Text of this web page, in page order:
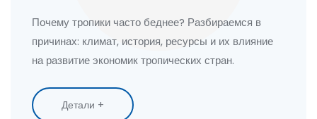
Почему тропики часто беднее? Разбираемся в
причинах: климат, история, ресурсы и их влияние
на развитие экономик тропических стран.
Детали +